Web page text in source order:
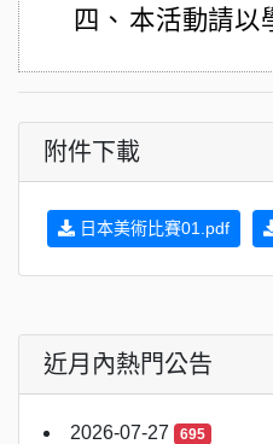
四、 本活動請以
附件下載
日本美術比賽01.pdf
近月內熱門公告
2026-07-27 695